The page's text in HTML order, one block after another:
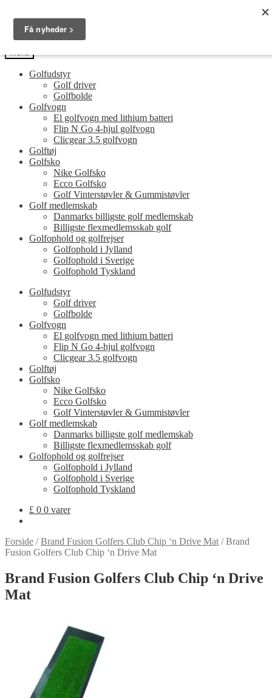
navigation
indhold
Guides og tips til dit næste golfudstyr
Menu
Golfudstyr
Golf driver
Golfbolde
Golfvogn
El golfvogn med lithium batteri
Flip N Go 4-hjul golfvogn
Clicgear 3.5 golfvogn
Golftøj
Golfsko
Nike Golfsko
Ecco Golfsko
Golf Vinterstøvler & Gummistøvler
Golf medlemskab
Danmarks billigste golf medlemskab
Billigste flexmedlemsskab golf
Golfophold og golfrejser
Golfophold i Jylland
Golfophold i Sverige
Golfophold Tyskland
Golfudstyr
Golf driver
Golfbolde
Golfvogn
El golfvogn med lithium batteri
Flip N Go 4-hjul golfvogn
Clicgear 3.5 golfvogn
Golftøj
Golfsko
Nike Golfsko
Ecco Golfsko
Golf Vinterstøvler & Gummistøvler
Golf medlemskab
Danmarks billigste golf medlemskab
Billigste flexmedlemsskab golf
Golfophold og golfrejser
Golfophold i Jylland
Golfophold i Sverige
Golfophold Tyskland
£ 0 0 varer
Forside /Brand Fusion Golfers Club Chip ‘n Drive Mat /Brand
Fusion Golfers Club Chip ‘n Drive Mat
Brand Fusion Golfers Club Chip ‘n Drive
Mat